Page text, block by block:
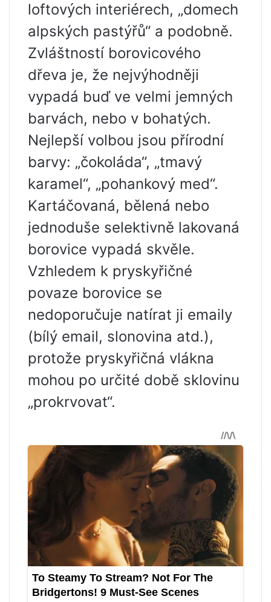
loftových interiérech, „domech
alpských pastýřů“ a podobně.
Zvláštností borovicového
dřeva je, že nejvýhodněji
vypadá buď ve velmi jemných
barvách, nebo v bohatých.
Nejlepší volbou jsou přírodní
barvy: „čokoláda“, „tmavý
karamel“, „pohankový med“.
Kartáčovaná, bělená nebo
jednoduše selektivně lakovaná
borovice vypadá skvěle.
Vzhledem k pryskyřičné
povaze borovice se
nedoporučuje natírat ji emaily
(bílý email, slonovina atd.),
protože pryskyřičná vlákna
mohou po určité době sklovinu
„prokrvovat“.